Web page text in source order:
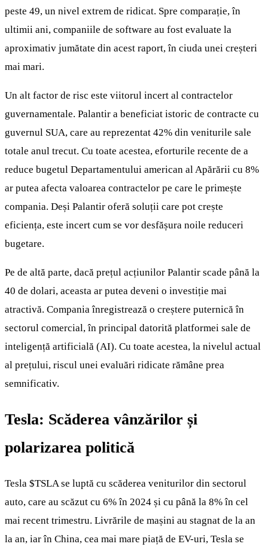
peste 49, un nivel extrem de ridicat. Spre comparație, în
ultimii ani, companiile de software au fost evaluate la
aproximativ jumătate din acest raport, în ciuda unei creșteri
mai mari.
Un alt factor de risc este viitorul incert al contractelor
guvernamentale. Palantir a beneficiat istoric de contracte cu
guvernul SUA, care au reprezentat 42% din veniturile sale
totale anul trecut. Cu toate acestea, eforturile recente de a
reduce bugetul Departamentului american al Apărării cu 8%
ar putea afecta valoarea contractelor pe care le primește
compania. Deși Palantir oferă soluții care pot crește
eficiența, este incert cum se vor desfășura noile reduceri
bugetare.
Pe de altă parte, dacă prețul acțiunilor Palantir scade până la
40 de dolari, aceasta ar putea deveni o investiție mai
atractivă. Compania înregistrează o creștere puternică în
sectorul comercial, în principal datorită platformei sale de
inteligență artificială (AI). Cu toate acestea, la nivelul actual
al prețului, riscul unei evaluări ridicate rămâne prea
semnificativ.
Tesla: Scăderea vânzărilor și
polarizarea politică
Tesla $TSLAse luptă cu scăderea veniturilor din sectorul
auto, care au scăzut cu 6% în 2024 și cu până la 8% în cel
mai recent trimestru. Livrările de mașini au stagnat de la an
la an, iar în China, cea mai mare piață de EV-uri, Tesla se